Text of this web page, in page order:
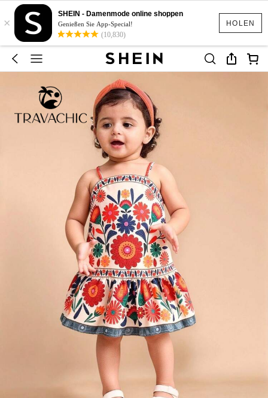
HOLEN
×
SHEIN - Damenmode online shoppen
Genießen Sie App-Special!
(10,830)